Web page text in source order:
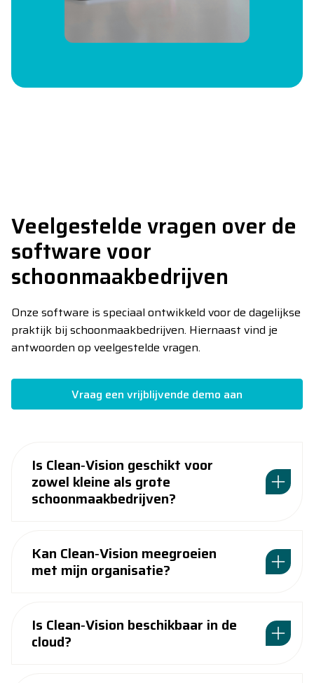
Veelgestelde vragen over de
software voor
schoonmaakbedrijven
Onze software is speciaal ontwikkeld voor de dagelijkse
praktijk bij schoonmaakbedrijven. Hiernaast vind je
antwoorden op veelgestelde vragen.
Vraag een vrijblijvende demo aan
Is Clean‑Vision geschikt voor
zowel kleine als grote
schoonmaakbedrijven?
Kan Clean‑Vision meegroeien
met mijn organisatie?
Is Clean‑Vision beschikbaar in de
cloud?